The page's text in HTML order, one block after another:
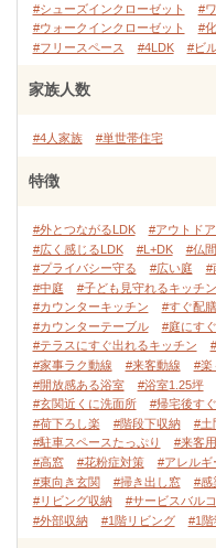
#シューズインクローゼット
#
#ウォークインクローゼット
#
#フリースペース
#4LDK #ビ
家族人数
#4人家族 #単世帯住宅
特徴
#外とつながるLDK #アウトド
#広く感じるLDK
#L+DK #仏間
#プライバシー守る
#広い庭 #
#中庭
#子ども見守れるキッチン
#カウンターキッチン
#すぐ配膳
#カウンターテーブル
#庭にす
#テラスにすぐ出れるキッチン
#家事ラク動線
#来客動線 #楽
#開放感ある浴室
#浴室1.25坪
#玄関近くに洗面所
#帰宅後す
#荷下ろし楽
#階段下収納 #土
#駐車スペースたっぷり
#来客
#高窓
#花粉症対策 #アレルギ
#東向き玄関
#掃き出し窓 #感
#リビング収納
#サービスバル
#外部収納
#1階リビング #1階